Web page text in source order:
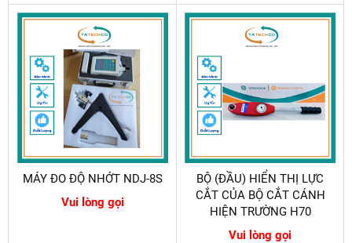
MÁY ĐO ĐỘ NHỚT NDJ-8S
Vui lòng gọi
BỘ (ĐẦU) HIỂN THỊ LỰC
CẮT CỦA BỘ CẮT CÁNH
HIỆN TRƯỜNG H70
Vui lòng gọi